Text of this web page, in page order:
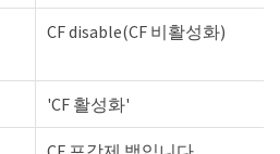
CF disable(CF 비활성화)
'CF 활성화'